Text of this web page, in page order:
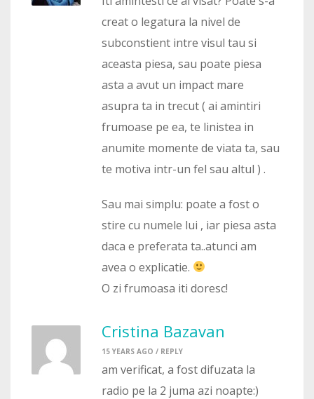
creat o legatura la nivel de
subconstient intre visul tau si
aceasta piesa, sau poate piesa
asta a avut un impact mare
asupra ta in trecut ( ai amintiri
frumoase pe ea, te linistea in
anumite momente de viata ta, sau
te motiva intr-un fel sau altul ) .
Sau mai simplu: poate a fost o
stire cu numele lui , iar piesa asta
daca e preferata ta..atunci am
avea o explicatie.
O zi frumoasa iti doresc!
Cristina Bazavan
15 YEARS AGO / REPLY
am verificat, a fost difuzata la
radio pe la 2 juma azi noapte:)